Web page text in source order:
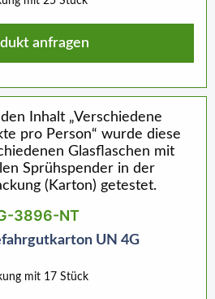
anfragen
3896-NT
UN 4G
mit 17 Stück